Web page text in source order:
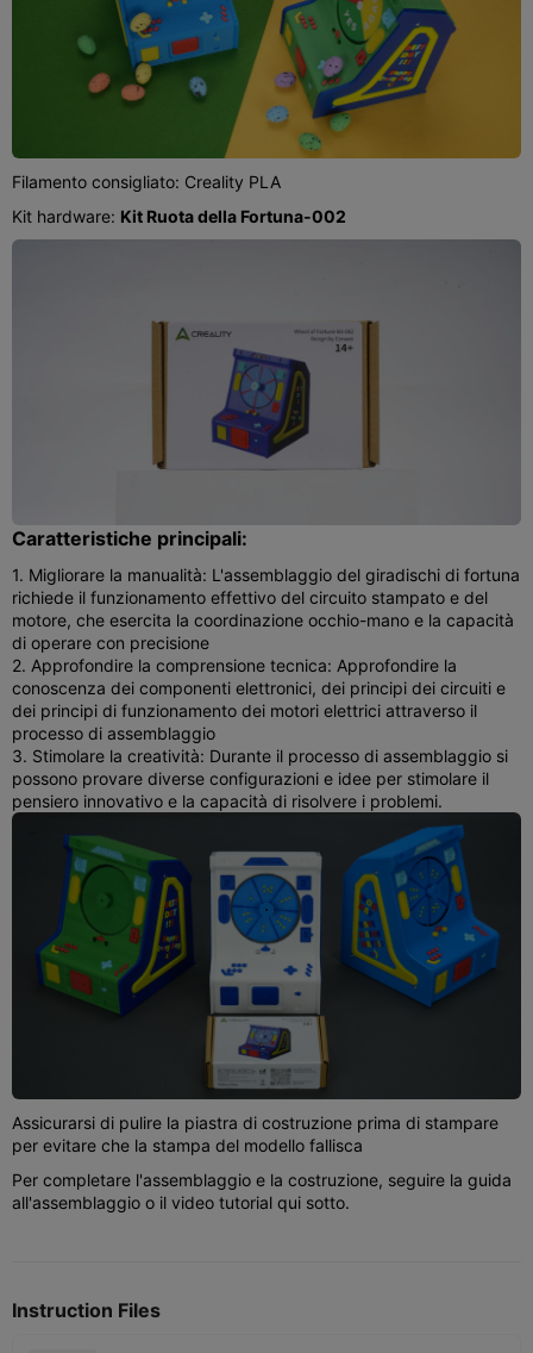
Filamento consigliato: Creality PLA
Kit hardware: Kit Ruota della Fortuna-002
Caratteristiche principali:
1. Migliorare la manualità: L'assemblaggio del giradischi di fortuna
richiede il funzionamento effettivo del circuito stampato e del
motore, che esercita la coordinazione occhio-mano e la capacità
di operare con precisione
2. Approfondire la comprensione tecnica: Approfondire la
conoscenza dei componenti elettronici, dei principi dei circuiti e
dei principi di funzionamento dei motori elettrici attraverso il
processo di assemblaggio
3. Stimolare la creatività: Durante il processo di assemblaggio si
possono provare diverse configurazioni e idee per stimolare il
pensiero innovativo e la capacità di risolvere i problemi.
Assicurarsi di pulire la piastra di costruzione prima di stampare
per evitare che la stampa del modello fallisca
Per completare l'assemblaggio e la costruzione, seguire la guida
all'assemblaggio o il video tutorial qui sotto.
Instruction Files